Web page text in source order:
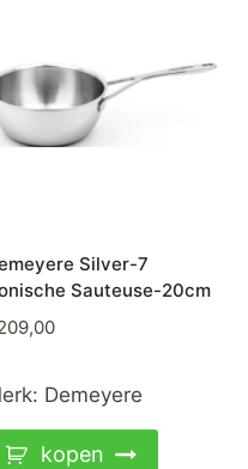
Silver-7
Sauteuse-20cm
Demeyere
kopen